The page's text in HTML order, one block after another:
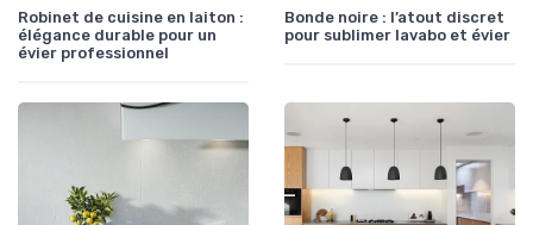
Robinet de cuisine en laiton :
élégance durable pour un
évier professionnel
Bonde noire : l’atout discret
pour sublimer lavabo et évier